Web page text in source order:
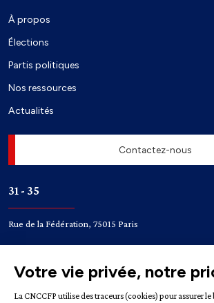
À propos
Élections
Partis politiques
Nos ressources
Actualités
Contactez-nous
31 - 35
Rue de la Fédération, 75015 Paris
Bir-Hakeim Champ de Mars